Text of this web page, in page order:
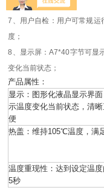
理）；
7、用户自检：用户可常规运
度；
8、显示屏：A7*40字节可显
变化当前状态；
产品属性：
显示：图形化液晶显示界
示温度变化当前状态，清
便
热盖：维持105℃温度，满
温度重现性：达到设定温
5秒